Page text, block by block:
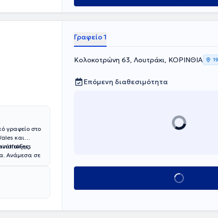
γραφείο στο
και
Ανάμεσα σε
γονείς,
Γραφείο 1
Κολοκοτρώνη 63, Λουτράκι, ΚΟΡΙΝΘΙΑ
Επόμενη διαθεσιμότητα
Κλείσε ραντεβού